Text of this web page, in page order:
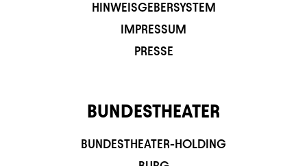
HINWEISGEBERSYSTEM
IMPRESSUM
PRESSE
BUNDESTHEATER
BUNDESTHEATER-HOLDING